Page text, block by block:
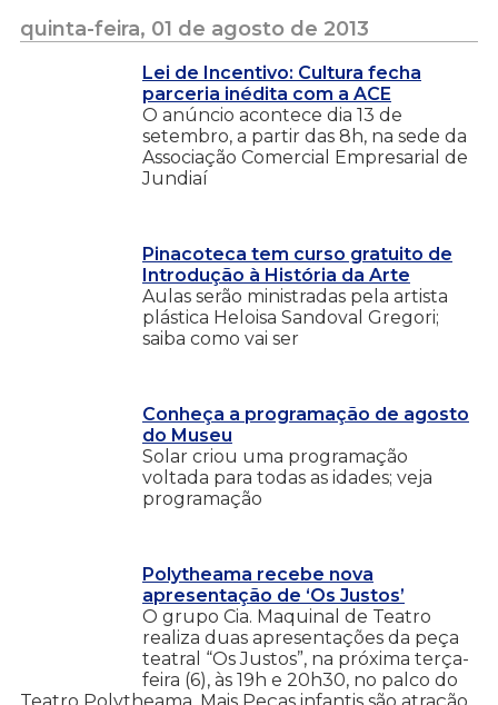
quinta-feira, 01 de agosto de 2013
Lei de Incentivo: Cultura fecha
parceria inédita com a ACE
O anúncio acontece dia 13 de
setembro, a partir das 8h, na sede da
Associação Comercial Empresarial de
Jundiaí
Pinacoteca tem curso gratuito de
Introdução à História da Arte
Aulas serão ministradas pela artista
plástica Heloisa Sandoval Gregori;
saiba como vai ser
Conheça a programação de agosto
do Museu
Solar criou uma programação
voltada para todas as idades; veja
programação
Polytheama recebe nova
apresentação de ‘Os Justos’
O grupo Cia. Maquinal de Teatro
realiza duas apresentações da peça
teatral “Os Justos”, na próxima terça-
feira (6), às 19h e 20h30, no palco do
Teatro Polytheama. Mais Peças infantis são atração